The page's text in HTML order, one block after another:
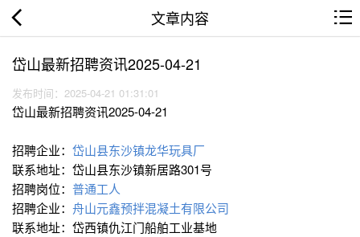
文章内容
岱山最新招聘资讯2025-04-21
发布时间：2025-04-21 01:31:01
岱山最新招聘资讯2025-04-21
招聘企业： 岱山县东沙镇龙华玩具厂
联系地址：岱山县东沙镇新居路301号
招聘岗位： 普通工人
招聘企业： 舟山元鑫预拌混凝土有限公司
联系地址：岱西镇仇江门船舶工业基地